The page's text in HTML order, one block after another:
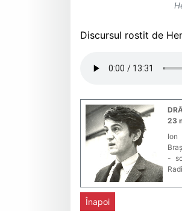
Discursul rostit de
23
Ion
-
Înapoi